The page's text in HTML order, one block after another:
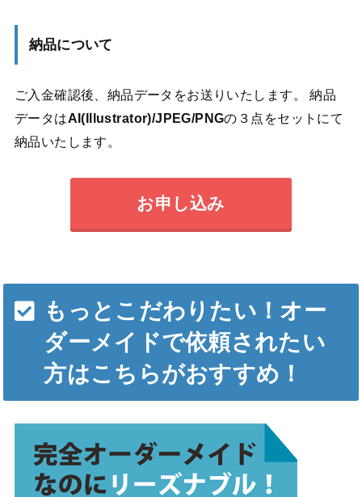
納品について
ご入金確認後、納品データをお送りいたします。 納品
データはAI(Illustrator)/JPEG/PNGの３点をセットにて
納品いたします。
お申し込み
もっとこだわりたい！オー
ダーメイドで依頼されたい
方はこちらがおすすめ！